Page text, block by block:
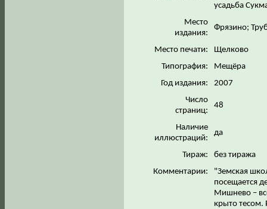
усадьба
Место
издания:
Фрязино;
Место печати:
Щелково
Типография:
Мещёра
Год издания:
2007
Число
страниц:
48
Наличие
иллюстраций:
да
Тираж:
без тиража
Комментарии:
"Земская
посещается
Мишнево –
крыто тесом.